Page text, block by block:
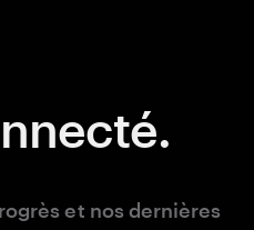
et nos dernières